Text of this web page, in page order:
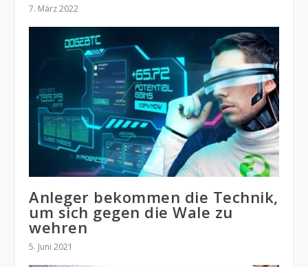
7. März 2022
Anleger bekommen die Technik,
um sich gegen die Wale zu
wehren
5. Juni 2021